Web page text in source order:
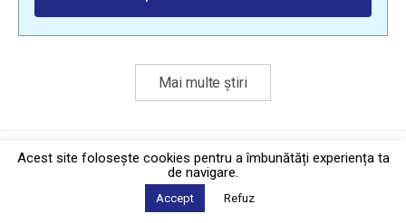
Mai multe știri
Politica de confidențialitate·Contact
2026 © Biziday
Acest site foloseşte cookies pentru a îmbunătăți experiența ta
de navigare.
Accept Refuz